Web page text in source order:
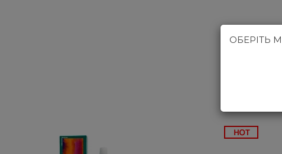
ОБЕРІТЬ
Subtil Man XY - Серия для мужчин: для ухода и укладки